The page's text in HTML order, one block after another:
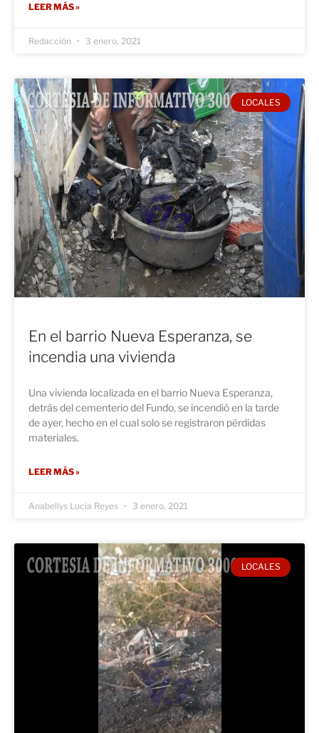
LEER MÁS »
Redacción 3 enero, 2021
LOCALES
En el barrio Nueva Esperanza, se
incendia una vivienda
Una vivienda localizada en el barrio Nueva Esperanza,
detrás del cementerio del Fundo, se incendió en la tarde
de ayer, hecho en el cual solo se registraron pérdidas
materiales.
LEER MÁS »
Anabellys Lucia Reyes 3 enero, 2021
LOCALES